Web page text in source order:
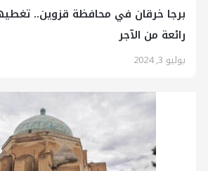
برجا خرقان في محافظة قزوين..
رائعة من الآجر
يوليو 3, 2024